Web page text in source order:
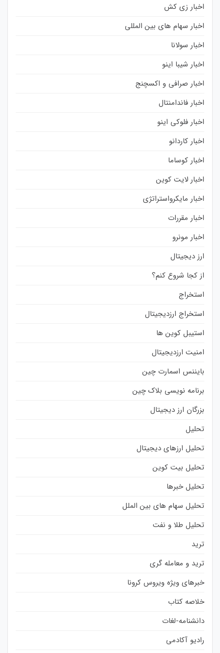
اخبار زی کش
اخبار سهام های بین المللی
اخبار سولانا
اخبار شیبا اینو
اخبار صرافی و اکسچنج
اخبار فاندامنتال
اخبار فلوکی اینو
اخبار کاردانو
اخبار کوساما
اخبار لایت کوین
اخبار مایکرواستراتژی
اخبار مقررات
اخبار مونرو
ارز دیجیتال
از کجا شروع کنم؟
استخراج
استخراج ارزدیجیتال
استیبل کوین ها
امنیت ارزدیجیتال
بایننس اسمارت چین
برنامه نویسی بلاک چین
بزرگان ارز دیجیتال
تحلیل
تحلیل ارزهای دیجیتال
تحلیل بیت کوین
تحلیل خبرها
تحلیل سهام های بین الملل
تحلیل طلا و نفت
ترید
ترید و معامله گری
خبرهای ویژه ویروس کرونا
خلاصه کتاب
دانشنامه-لغات
رادیو آکادمی